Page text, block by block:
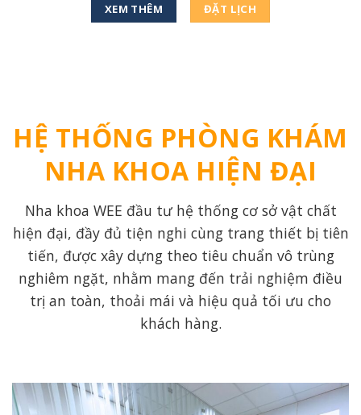
XEM THÊM ĐẶT LỊCH
HỆ THỐNG PHÒNG KHÁM
NHA KHOA HIỆN ĐẠI
Nha khoa WEE đầu tư hệ thống cơ sở vật chất
hiện đại, đầy đủ tiện nghi cùng trang thiết bị tiên
tiến, được xây dựng theo tiêu chuẩn vô trùng
nghiêm ngặt, nhằm mang đến trải nghiệm điều
trị an toàn, thoải mái và hiệu quả tối ưu cho
khách hàng.